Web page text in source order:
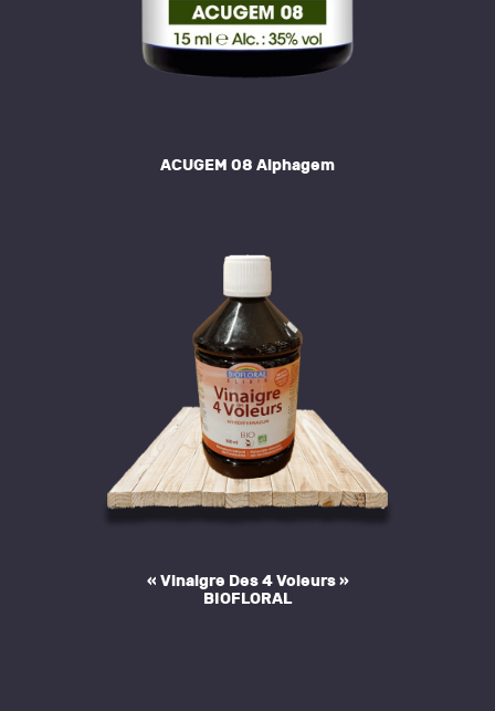
ACUGEM 08 Alphagem
« Vinaigre Des 4 Voleurs »
BIOFLORAL